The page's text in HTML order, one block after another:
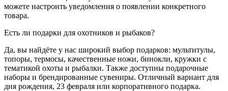
можете настроить уведомления о появлении конкретного
товара.
Есть ли подарки для охотников и рыбаков?
Да, вы найдёте у нас широкий выбор подарков: мультитулы,
топоры, термосы, качественные ножи, бинокли, кружки с
тематикой охоты и рыбалки. Также доступны подарочные
наборы и брендированные сувениры. Отличный вариант для
дня рождения, 23 февраля или корпоративного подарка.